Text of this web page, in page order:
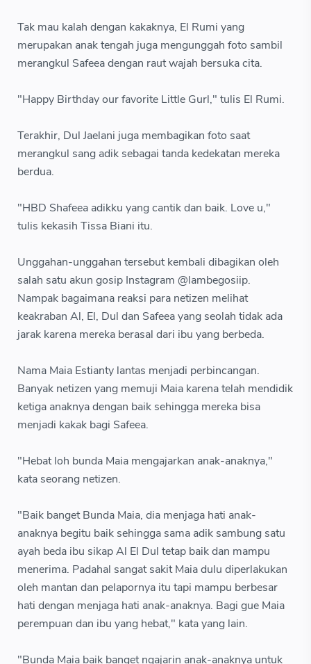
Tak mau kalah dengan kakaknya, El Rumi yang
merupakan anak tengah juga mengunggah foto sambil
merangkul Safeea dengan raut wajah bersuka cita.
"Happy Birthday our favorite Little Gurl," tulis El Rumi.
Terakhir, Dul Jaelani juga membagikan foto saat
merangkul sang adik sebagai tanda kedekatan mereka
berdua.
"HBD Shafeea adikku yang cantik dan baik. Love u,"
tulis kekasih Tissa Biani itu.
Unggahan-unggahan tersebut kembali dibagikan oleh
salah satu akun gosip Instagram @lambegosiip.
Nampak bagaimana reaksi para netizen melihat
keakraban Al, El, Dul dan Safeea yang seolah tidak ada
jarak karena mereka berasal dari ibu yang berbeda.
Nama Maia Estianty lantas menjadi perbincangan.
Banyak netizen yang memuji Maia karena telah mendidik
ketiga anaknya dengan baik sehingga mereka bisa
menjadi kakak bagi Safeea.
"Hebat loh bunda Maia mengajarkan anak-anaknya,"
kata seorang netizen.
"Baik banget Bunda Maia, dia menjaga hati anak-
anaknya begitu baik sehingga sama adik sambung satu
ayah beda ibu sikap Al El Dul tetap baik dan mampu
menerima. Padahal sangat sakit Maia dulu diperlakukan
oleh mantan dan pelapornya itu tapi mampu berbesar
hati dengan menjaga hati anak-anaknya. Bagi gue Maia
perempuan dan ibu yang hebat," kata yang lain.
"Bunda Maia baik banget ngajarin anak-anaknya untuk